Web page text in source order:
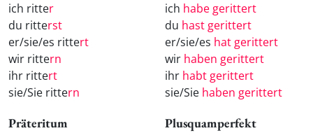
ich ritter
du ritterst
er/sie/es rittert
wir rittern
ihr rittert
sie/Sie rittern
ich habe gerittert
du hast gerittert
er/sie/es hat gerittert
wir haben gerittert
ihr habt gerittert
sie/Sie haben gerittert
Präteritum Plusquamperfekt